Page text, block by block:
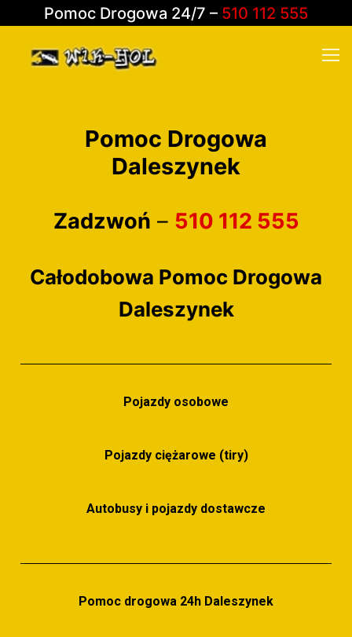
Pomoc Drogowa 24/7 – 510 112 555
Pomoc drogowa
Usługi dźwigiem
Naprawy powypadkowe
Galeria
Pomoc Drogowa
Daleszynek
Zadzwoń – 510 112 555
Całodobowa Pomoc Drogowa
Daleszynek
Pojazdy osobowe
Pojazdy ciężarowe (tiry)
Autobusy i pojazdy dostawcze
Pomoc drogowa 24h Daleszynek